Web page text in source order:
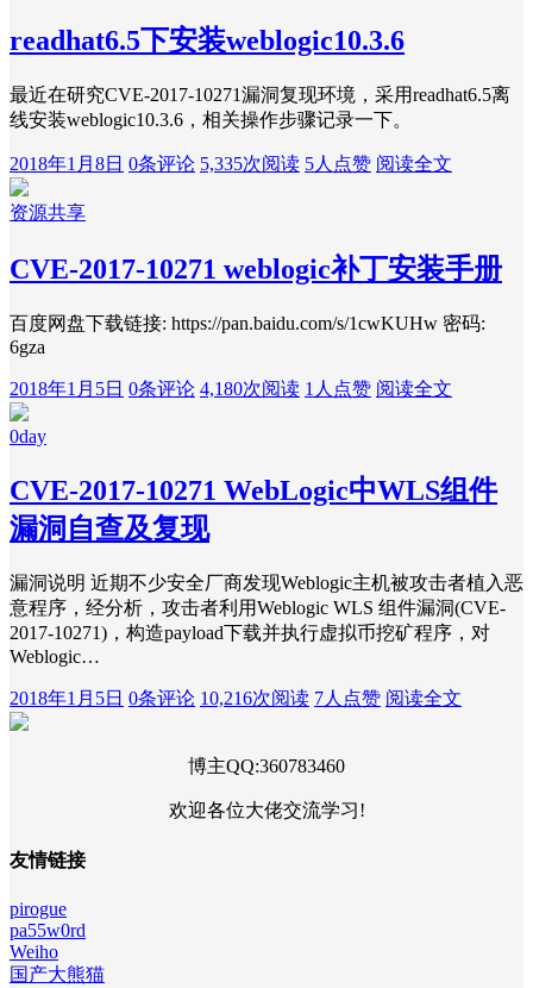
readhat6.5下安装weblogic10.3.6
最近在研究CVE-2017-10271漏洞复现环境，采用readhat6.5离
线安装weblogic10.3.6，相关操作步骤记录一下。
2018年1月8日 0条评论 5,335次阅读 5人点赞 阅读全文
资源共享
CVE-2017-10271 weblogic补丁安装手册
百度网盘下载链接: https://pan.baidu.com/s/1cwKUHw 密码:
6gza
2018年1月5日 0条评论 4,180次阅读 1人点赞 阅读全文
0day
CVE-2017-10271 WebLogic中WLS组件
漏洞自查及复现
漏洞说明 近期不少安全厂商发现Weblogic主机被攻击者植入恶
意程序，经分析，攻击者利用Weblogic WLS 组件漏洞(CVE-
2017-10271)，构造payload下载并执行虚拟币挖矿程序，对
Weblogic…
2018年1月5日 0条评论 10,216次阅读 7人点赞 阅读全文
博主QQ:360783460
欢迎各位大佬交流学习!
友情链接
pirogue
pa55w0rd
Weiho
国产大熊猫